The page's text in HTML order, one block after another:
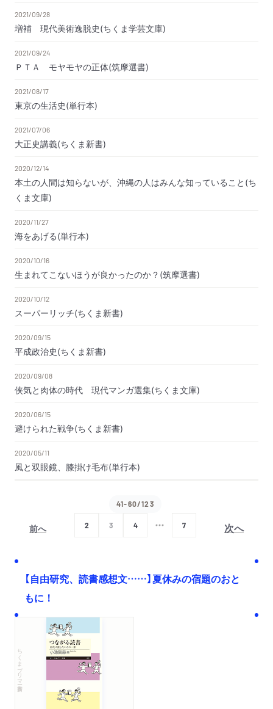
2021/09/28
増補 現代美術逸脱史(ちくま学芸文庫)
2021/09/24
ＰＴＡ モヤモヤの正体(筑摩選書)
2021/08/17
東京の生活史(単行本)
2021/07/06
大正史講義(ちくま新書)
2020/12/14
本土の人間は知らないが、沖縄の人はみんな知っていること(ち
くま文庫)
2020/11/27
海をあげる(単行本)
2020/10/16
生まれてこないほうが良かったのか？(筑摩選書)
2020/10/12
スーパーリッチ(ちくま新書)
2020/09/15
平成政治史(ちくま新書)
2020/09/08
侠気と肉体の時代 現代マンガ選集(ちくま文庫)
2020/06/15
避けられた戦争(ちくま新書)
2020/05/11
風と双眼鏡、膝掛け毛布(単行本)
前へ
41-60/123
2 3 4 7 次へ
【自由研究、読書感想文……】夏休みの宿題のおと
もに！
ちくまプリマー新書